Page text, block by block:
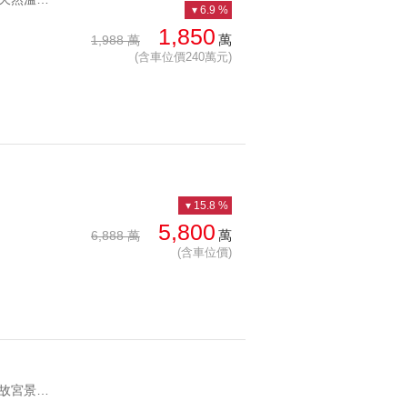
1,988 萬 1,850 萬
(含車位價240萬元)
6.9 %
6,888 萬 5,800 萬
(含車位價)
15.8 %